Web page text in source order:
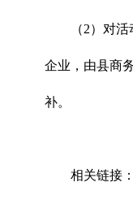
（2）对
企业，由县商
补。
相关链接：